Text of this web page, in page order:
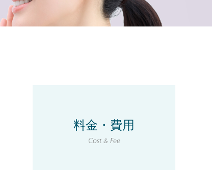
料金・費用
Cost & Fee